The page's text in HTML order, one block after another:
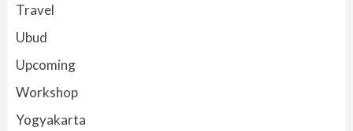
Travel
Ubud
Upcoming
Workshop
Yogyakarta